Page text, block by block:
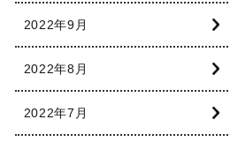
2022年9月
2022年8月
2022年7月